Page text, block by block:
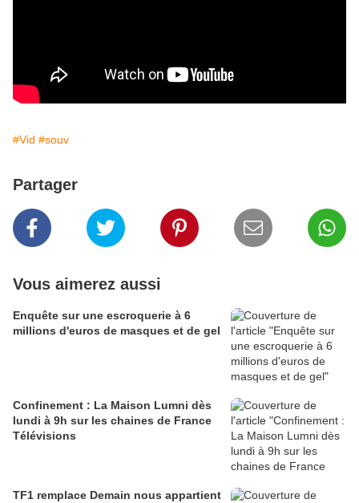
#Vid #souv
Partager
Vous aimerez aussi
Enquête sur une escroquerie à 6
millions d'euros de masques et de gel
Confinement : La Maison Lumni dès
lundi à 9h sur les chaines de France
Télévisions
TF1 remplace Demain nous appartient